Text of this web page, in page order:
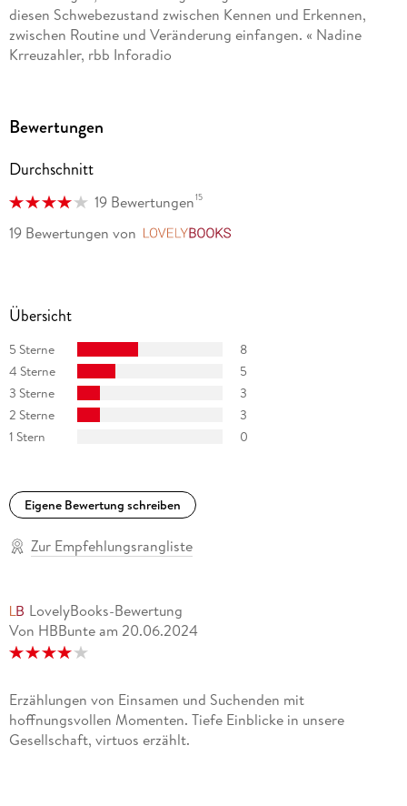
diesen Schwebezustand zwischen Kennen und Erkennen,
zwischen Routine und Veränderung einfangen. « Nadine
Krreuzahler, rbb Inforadio
es bedeutet, im Leben die Balance zu halten und nicht ins
Trudeln zu kommen. « Der Spiegel, Claudia Voigt
Bewertungen
Durchschnitt
19 Bewertungen15
19 Bewertungen von
Übersicht
5 Sterne
8
4 Sterne
5
3 Sterne
3
2 Sterne
3
1 Stern
0
Eigene Bewertung schreiben
Zur Empfehlungsrangliste
LovelyBooks-Bewertung
Von HBBunte am 20.06.2024
Erzählungen von Einsamen und Suchenden mit
hoffnungsvollen Momenten. Tiefe Einblicke in unsere
Gesellschaft, virtuos erzählt.